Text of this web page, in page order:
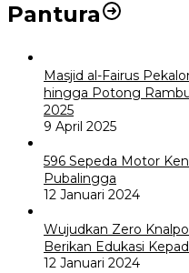
Pantura
Masjid al-Fairus
hingga Potong
2025
9 April 2025
596 Sepeda Motor
Pubalingga
12 Januari 2024
Wujudkan Zero
Berikan Edukasi
12 Januari 2024